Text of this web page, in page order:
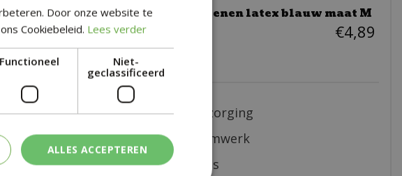
Werkhandschoenen latex blauw maat M
€4,89
Een snelle en correcte bezorging
Zeer sterk in al jouw bloemwerk
Deskundig en eerlijk advies
Door onze website te
Cookiebeleid. Lees verder
Functioneel
Niet-
geclassificeerd
ALLES ACCEPTEREN